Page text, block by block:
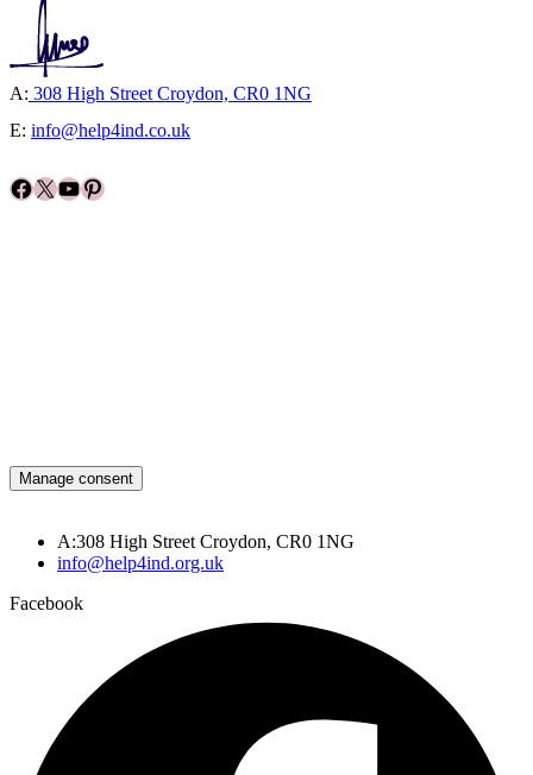
A: 308 High Street Croydon, CR0 1NG
E: info@help4ind.co.uk
Facebook
X YouTube
Pinterest
Manage consent
A:308 High Street Croydon, CR0 1NG
info@help4ind.org.uk
Facebook